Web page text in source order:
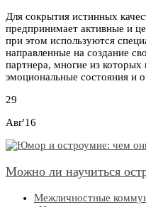
Для сокрытия истинных
предпринимает активные и
при этом используются
направленные на создание
партнера, многие из
эмоциональные состояния и
29
Авг'16
Можно ли научиться
Межличностные